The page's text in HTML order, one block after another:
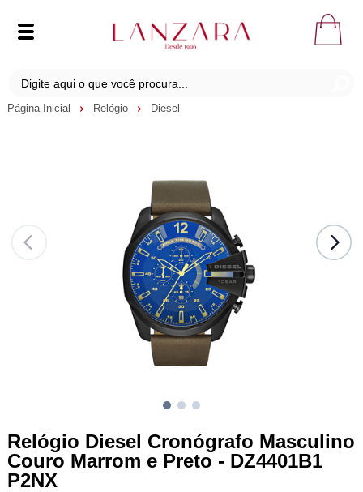
Página Inicial Relógio Diesel
Relógio Diesel Cronógrafo Masculino
Couro Marrom e Preto - DZ4401B1
P2NX